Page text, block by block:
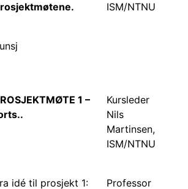
ISM/NTNU
1 –
Kursleder
Nils
Martinsen,
ISM/NTNU
idé til prosjekt 1:
Professor